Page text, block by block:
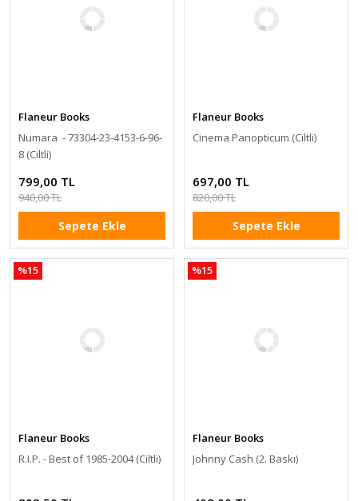
Flaneur Books
Numara - 73304-23-4153-6-96-
8 (Ciltli)
799,00 TL
940,00 TL
Sepete Ekle
Flaneur Books
Cinema Panopticum (Ciltli)
697,00 TL
820,00 TL
Sepete Ekle
%15
Flaneur Books
R.I.P. - Best of 1985-2004 (Ciltli)
%15
Flaneur Books
Johnny Cash (2. Baskı)